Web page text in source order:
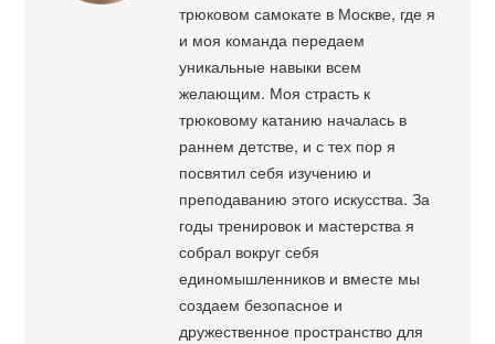
трюковом самокате в Москве, где я
и моя команда передаем
уникальные навыки всем
желающим. Моя страсть к
трюковому катанию началась в
раннем детстве, и с тех пор я
посвятил себя изучению и
преподаванию этого искусства. За
годы тренировок и мастерства я
собрал вокруг себя
единомышленников и вместе мы
создаем безопасное и
дружественное пространство для